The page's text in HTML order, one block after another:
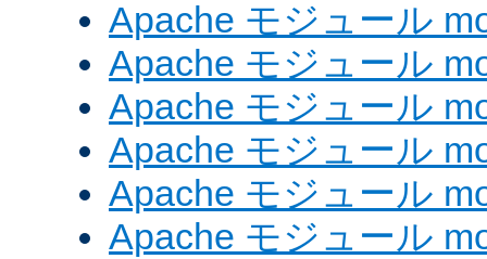
Apache モジュール
Apache モジュール
Apache モジュール
Apache モジュール
Apache モジュール
Apache モジュール